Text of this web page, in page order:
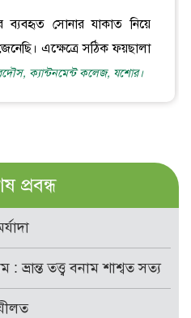
ব্যবহৃত সোনার যাকাত নিয়ে
এক্ষেত্রে সঠিক ফয়ছালা
ক্যান্টনমেন্ট কলেজ, যশোর।
প্রবন্ধ
ভ্রান্ত তত্ত্ব বনাম শাশ্বত সত্য